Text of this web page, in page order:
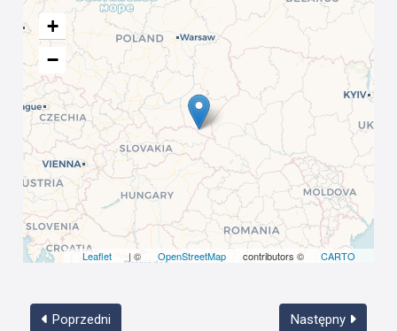
+
−
Leaflet | © OpenStreetMap contributors © CARTO
Poprzedni Następny